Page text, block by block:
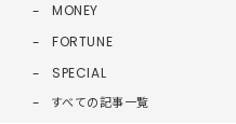
MONEY
FORTUNE
SPECIAL
すべての記事一覧